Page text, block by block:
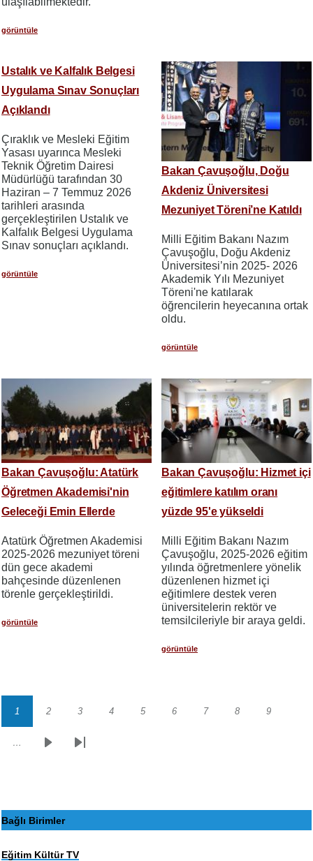
görüntüle
Ustalık ve Kalfalık Belgesi
Uygulama Sınav Sonuçları
Açıklandı
Çıraklık ve Mesleki Eğitim
Yasası uyarınca Mesleki
Teknik Öğretim Dairesi
Müdürlüğü tarafından 30
Haziran – 7 Temmuz 2026
tarihleri arasında
gerçekleştirilen Ustalık ve
Kalfalık Belgesi Uygulama
Sınav sonuçları açıklandı.
görüntüle
Bakan Çavuşoğlu, Doğu
Akdeniz Üniversitesi
Mezuniyet Töreni’ne Katıldı
Milli Eğitim Bakanı Nazım
Çavuşoğlu, Doğu Akdeniz
Üniversitesi’nin 2025- 2026
Akademik Yılı Mezuniyet
Töreni'ne katılarak
öğrencilerin heyecanına ortak
oldu.
görüntüle
Bakan Çavuşoğlu: Atatürk
Öğretmen Akademisi'nin
Geleceği Emin Ellerde
Atatürk Öğretmen Akademisi
2025-2026 mezuniyet töreni
dün gece akademi
bahçesinde düzenlenen
törenle gerçekleştirildi.
görüntüle
Bakan Çavuşoğlu: Hizmet içi
eğitimlere katılım oranı
yüzde 95'e yükseldi
Milli Eğitim Bakanı Nazım
Çavuşoğlu, 2025-2026 eğitim
yılında öğretmenlere yönelik
düzenlenen hizmet içi
eğitimlere destek veren
üniversitelerin rektör ve
temsilcileriyle bir araya geldi.
görüntüle
Sayfalama
Sayfa
1 Sayfa
2 Sayfa
3 Sayfa
4 Sayfa
5 Sayfa
6 Sayfa
7 Sayfa
8 Sayfa
9
…
SonrakiSon
Bağlı Birimler
Eğitim Kültür TV